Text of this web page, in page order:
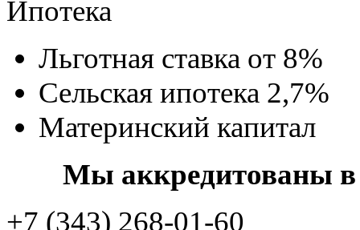
Ипотека
Льготная ставка от 8%
Сельская ипотека 2,7%
Материнский капитал
Мы аккредитованы в
+7 (343) 268-01-60